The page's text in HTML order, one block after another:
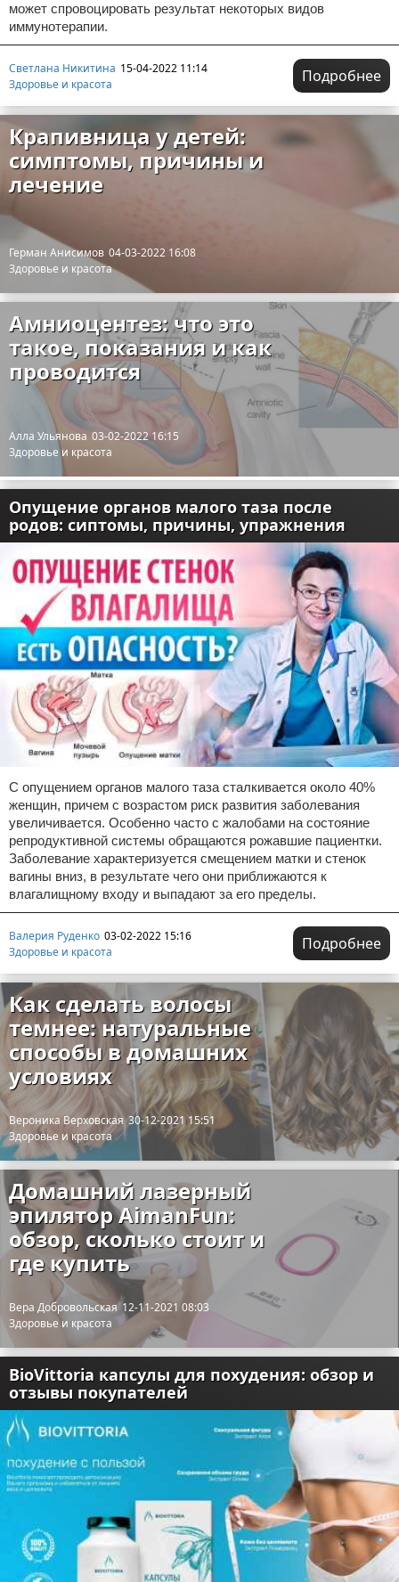
может спровоцировать результат некоторых видов
иммунотерапии.
Светлана Никитина 15-04-2022 11:14
Здоровье и красота
Подробнее
Крапивница у детей:
симптомы, причины и
лечение
Герман Анисимов 04-03-2022 16:08
Здоровье и красота
Амниоцентез: что это
такое, показания и как
проводится
Алла Ульянова 03-02-2022 16:15
Здоровье и красота
Опущение органов малого таза после
родов: сиптомы, причины, упражнения
С опущением органов малого таза сталкивается около 40%
женщин, причем с возрастом риск развития заболевания
увеличивается. Особенно часто с жалобами на состояние
репродуктивной системы обращаются рожавшие пациентки.
Заболевание характеризуется смещением матки и стенок
вагины вниз, в результате чего они приближаются к
влагалищному входу и выпадают за его пределы.
Валерия Руденко 03-02-2022 15:16
Здоровье и красота
Подробнее
Как сделать волосы
темнее: натуральные
способы в домашних
условиях
Вероника Верховская 30-12-2021 15:51
Здоровье и красота
Домашний лазерный
эпилятор AimanFun:
обзор, сколько стоит и
где купить
Вера Добровольская 12-11-2021 08:03
Здоровье и красота
BioVittoria капсулы для похудения: обзор и
отзывы покупателей